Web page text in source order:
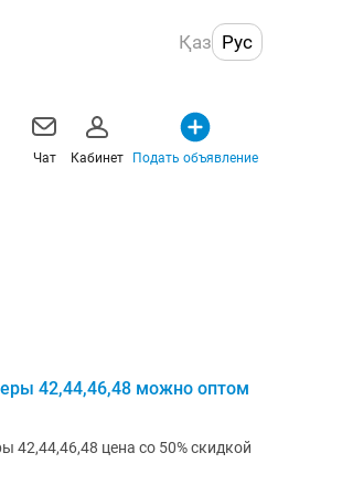
Қаз Рус
Чат Кабинет Подать объявление
42,44,46,48 можно оптом
42,44,46,48 цена со 50% скидкой